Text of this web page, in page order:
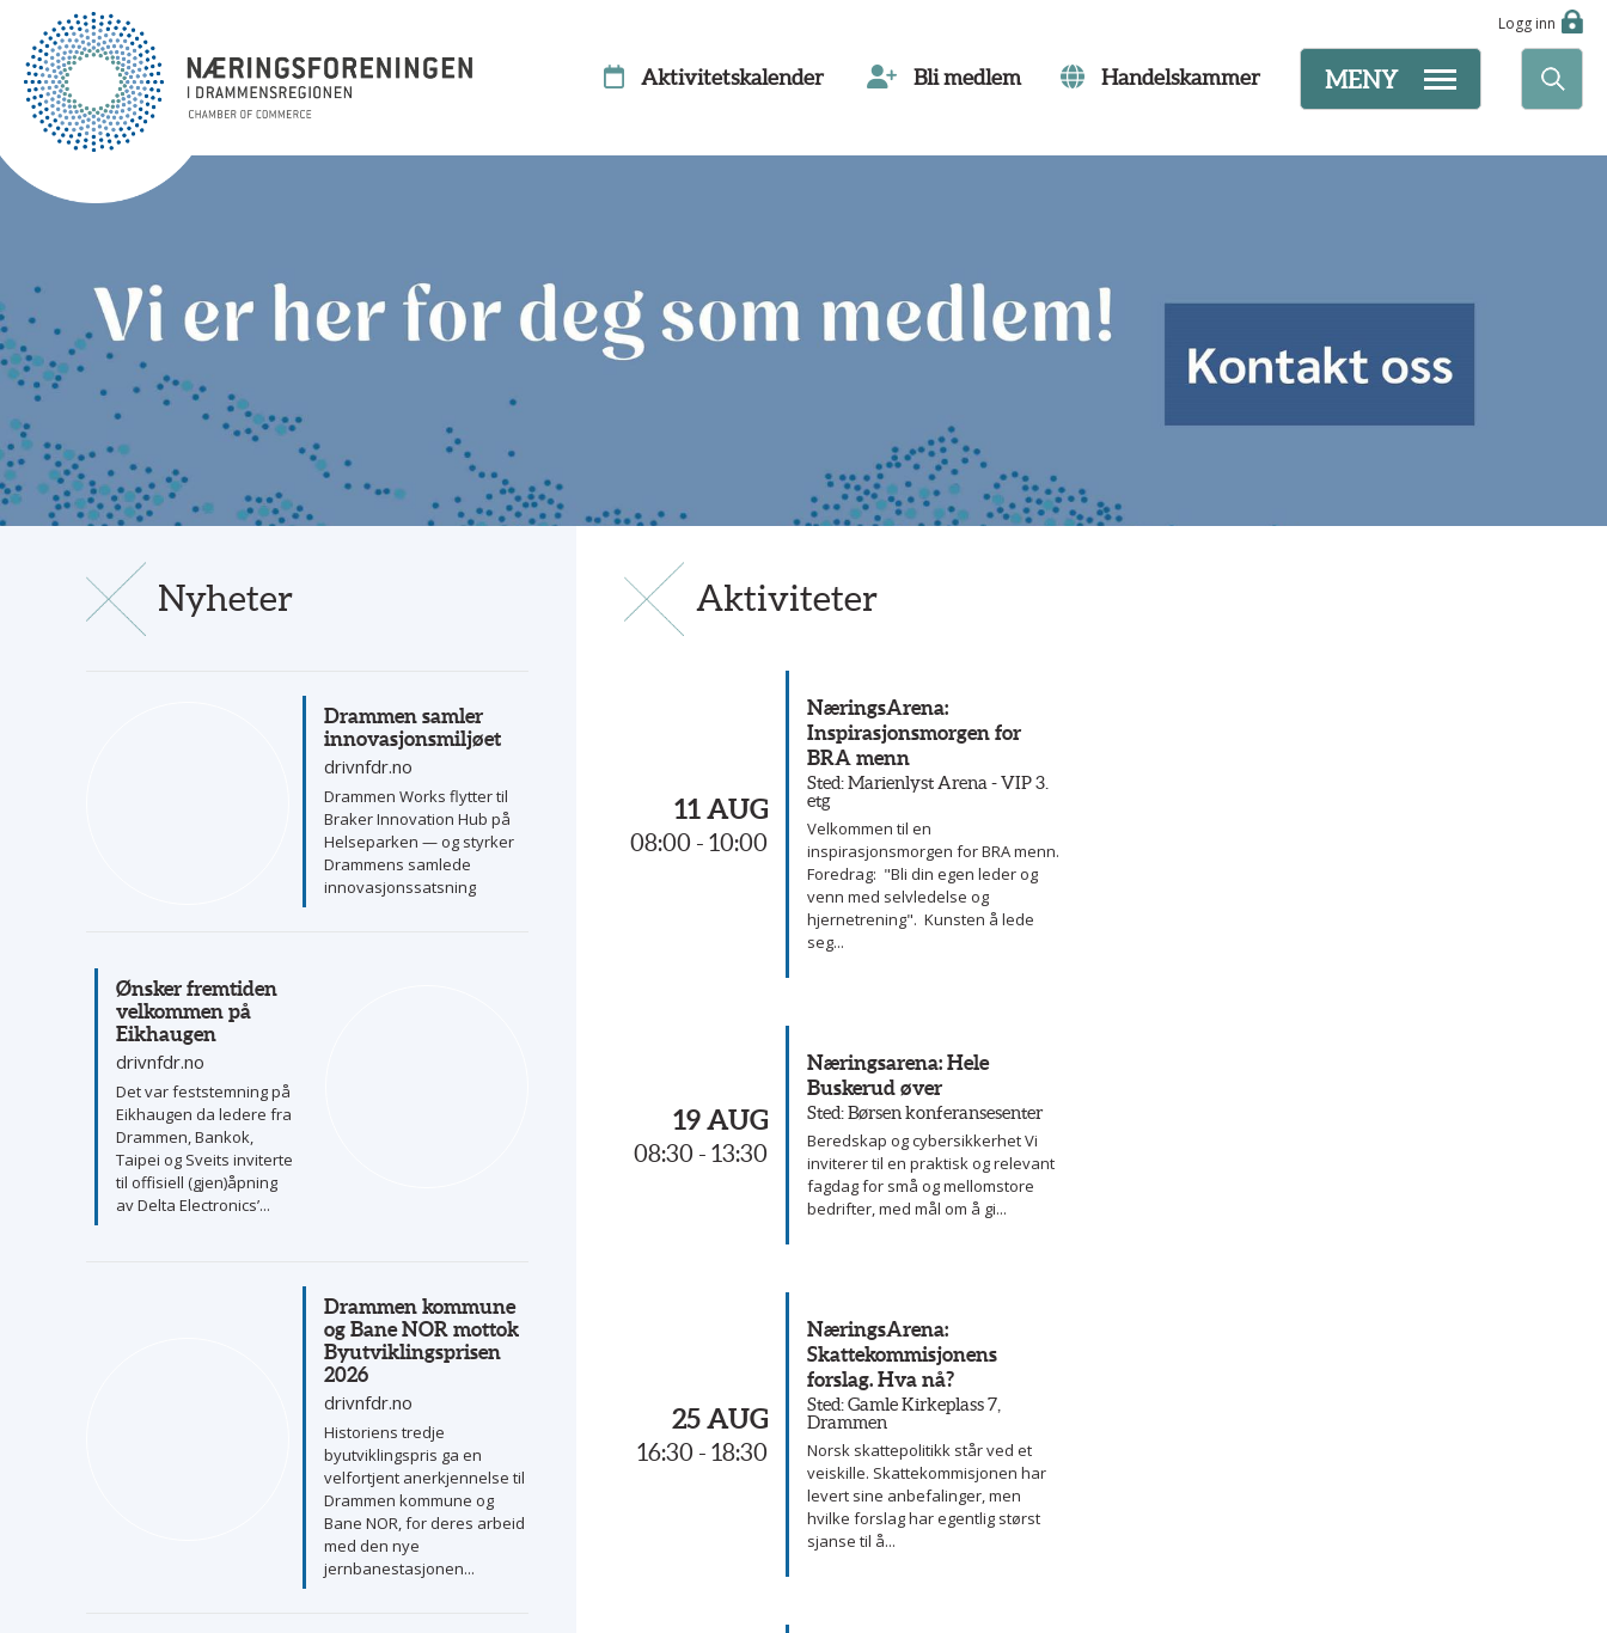
Logg inn
MENY
Aktivitetskalender Bli medlem Handelskammer
Aktiviteter
11 AUG
08:00 - 10:00
NæringsArena:
Inspirasjonsmorgen for
BRA menn
Sted: Marienlyst Arena - VIP 3.
etg
Velkommen til en
inspirasjonsmorgen for BRA menn.
Foredrag: "Bli din egen leder og
venn med selvledelse og
hjernetrening". Kunsten å lede
seg...
19 AUG
08:30 - 13:30
Næringsarena: Hele
Buskerud øver
Sted: Børsen konferansesenter
Beredskap og cybersikkerhet Vi
inviterer til en praktisk og relevant
fagdag for små og mellomstore
bedrifter, med mål om å gi...
25 AUG
16:30 - 18:30
NæringsArena:
Skattekommisjonens
forslag. Hva nå?
Sted: Gamle Kirkeplass 7,
Drammen
Norsk skattepolitikk står ved et
veiskille. Skattekommisjonen har
levert sine anbefalinger, men
hvilke forslag har egentlig størst
sjanse til å...
Nyheter
Drammen samler
innovasjonsmiljøet
drivnfdr.no
Drammen Works flytter til
Braker Innovation Hub på
Helseparken — og styrker
Drammens samlede
innovasjonssatsning
Ønsker fremtiden
velkommen på
Eikhaugen
drivnfdr.no
Det var feststemning på
Eikhaugen da ledere fra
Drammen, Bankok,
Taipei og Sveits inviterte
til offisiell (gjen)åpning
av Delta Electronics’...
Drammen kommune
og Bane NOR mottok
Byutviklingsprisen
2026
drivnfdr.no
Historiens tredje
byutviklingspris ga en
velfortjent anerkjennelse til
Drammen kommune og
Bane NOR, for deres arbeid
med den nye
jernbanestasjonen...